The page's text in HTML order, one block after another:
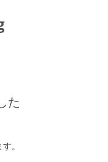
た
。